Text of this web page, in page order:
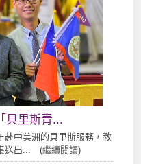
貝里斯青...
赴中美洲的貝里斯服務，教
送出... (繼續閱讀)